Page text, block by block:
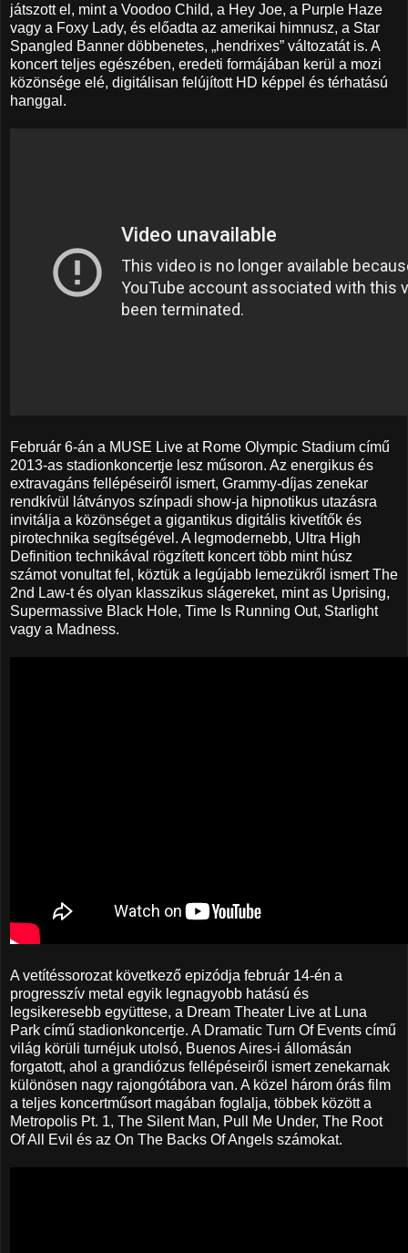
játszott el, mint a Voodoo Child, a Hey Joe, a Purple Haze
vagy a Foxy Lady, és előadta az amerikai himnusz, a Star
Spangled Banner döbbenetes, „hendrixes” változatát is. A
koncert teljes egészében, eredeti formájában kerül a mozi
közönsége elé, digitálisan felújított HD képpel és térhatású
hanggal.
Február 6-án a MUSE Live at Rome Olympic Stadium című
2013-as stadionkoncertje lesz műsoron. Az energikus és
extravagáns fellépéseiről ismert, Grammy-díjas zenekar
rendkívül látványos színpadi show-ja hipnotikus utazásra
invitálja a közönséget a gigantikus digitális kivetítők és
pirotechnika segítségével. A legmodernebb, Ultra High
Definition technikával rögzített koncert több mint húsz
számot vonultat fel, köztük a legújabb lemezükről ismert The
2nd Law-t és olyan klasszikus slágereket, mint as Uprising,
Supermassive Black Hole, Time Is Running Out, Starlight
vagy a Madness.
A vetítéssorozat következő epizódja február 14-én a
progresszív metal egyik legnagyobb hatású és
legsikeresebb együttese, a Dream Theater Live at Luna
Park című stadionkoncertje. A Dramatic Turn Of Events című
világ körüli turnéjuk utolsó, Buenos Aires-i állomásán
forgatott, ahol a grandiózus fellépéseiről ismert zenekarnak
különösen nagy rajongótábora van. A közel három órás film
a teljes koncertműsort magában foglalja, többek között a
Metropolis Pt. 1, The Silent Man, Pull Me Under, The Root
Of All Evil és az On The Backs Of Angels számokat.